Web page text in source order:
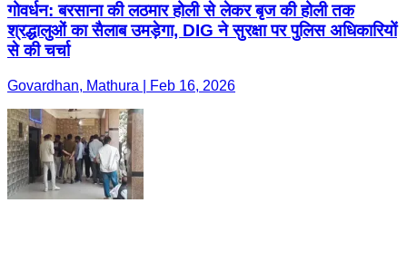
गोवर्धन: बरसाना की लठमार होली से लेकर बृज की होली तक
श्रद्धालुओं का सैलाब उमड़ेगा, DIG ने सुरक्षा पर पुलिस अधिकारियों
से की चर्चा
Govardhan, Mathura | Feb 16, 2026